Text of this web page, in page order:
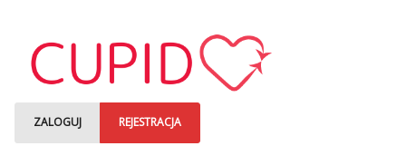
ZALOGUJ REJESTRACJA